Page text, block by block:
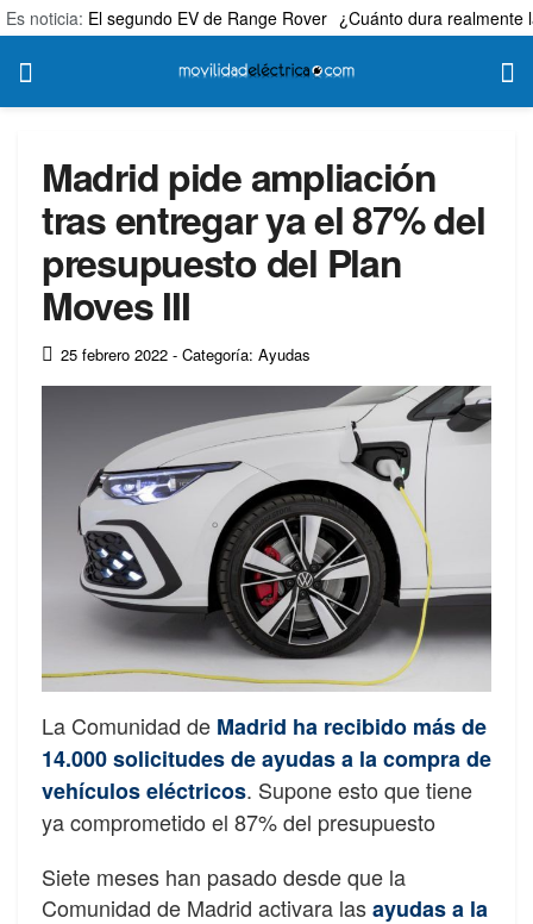
Es noticia: El segundo EV de Range Rover ¿Cuánto dura realmente
Madrid pide ampliación
tras entregar ya el 87% del
presupuesto del Plan
Moves III
25 febrero 2022 - Categoría: Ayudas
La Comunidad de Madrid ha recibido más de
14.000 solicitudes de ayudas a la compra de
vehículos eléctricos. Supone esto que tiene
ya comprometido el 87% del presupuesto
Siete meses han pasado desde que la
Comunidad de Madrid activara lasayudas a la